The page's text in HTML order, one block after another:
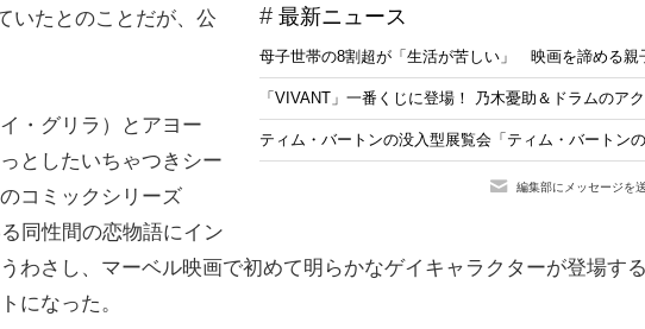
最新ニュース
母子世帯の8割超が「生活が苦しい」 映画を諦める親
「VIVANT」一番くじに登場！ 乃木憂助＆ドラムのア
ティム・バートンの没入型展覧会「ティム・バートン
編集部にメッセージを
いたとのことだが、公
・グリラ）とアヨー
としたいちゃつきシー
コミックシリーズ
同性間の恋物語にイン
わさし、マーベル映画で初めて明らかなゲイキャラクターが登場す
になった。